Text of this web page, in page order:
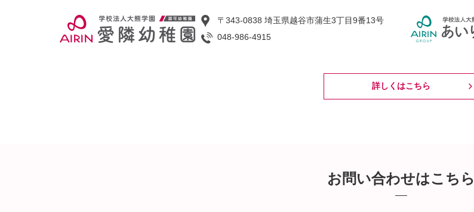
〒343-0838 埼玉県越谷市蒲生3丁目9番13号
048-986-4915
詳しくはこちら
お問い合わせはこちら